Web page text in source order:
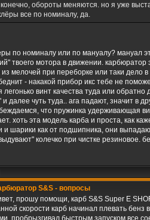
обороты меняются. но я уже
все по номиналу, да.
по номиналу или по мануалу? мануал
твоего мотора в движении.
мелочей при переборке или таки дело
- накакой прибор икс тебе не
легонько винт качества туда или
и далее чуть туда.. ага падают, значит в
что пружинка удерживающая
хоть эта модель карба и проста, как
и шарики как от подшипника, они
колечко при чистке резиновое.
S&S - вопросы
прошу помощи, карб S&S Super E
скорости карб начинал плевать бенз
пробрызгивал быстрым запуском все